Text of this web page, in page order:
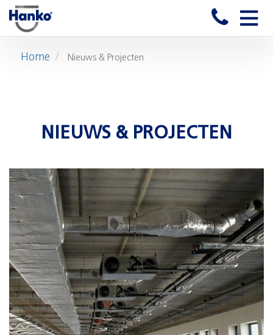
Toggle
Home Nieuws & Projecten
NIEUWS & PROJECTEN